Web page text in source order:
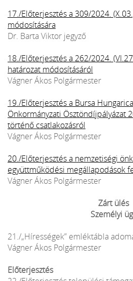
17./Előterjesztés a 309/2024.
módosítására
Dr. Barta Viktor jegyző
18./Előterjesztés a 262/2024.
határozat módosításáról
Vágner Ákos Polgármester
19./Előterjesztés a Bursa
Önkormányzati Ösztöndíjpályázat
történő csatlakozásról
Vágner Ákos Polgármester
20./Előterjesztés a nemzetiségi
együttműködési megállapodások
Vágner Ákos Polgármester
Zárt ülés
Személyi
21./„Hírességek” emléktábla
Vágner Ákos Polgármester
Előterjesztés